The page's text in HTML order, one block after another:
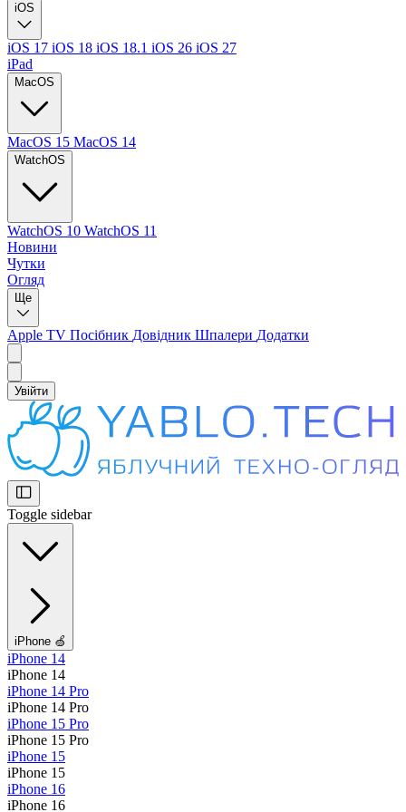
iOS
iOS 17 iOS 18 iOS 18.1 iOS 26 iOS 27
iPad
MacOS
MacOS 15 MacOS 14
WatchOS
WatchOS 10 WatchOS 11
Новини
Чутки
Огляд
Ще
Apple TV Посібник Довідник Шпалери Додатки
Увійти
Toggle sidebar
iPhone 🍏
iPhone 14
iPhone 14
iPhone 14 Pro
iPhone 14 Pro
iPhone 15 Pro
iPhone 15 Pro
iPhone 15
iPhone 15
iPhone 16
iPhone 16